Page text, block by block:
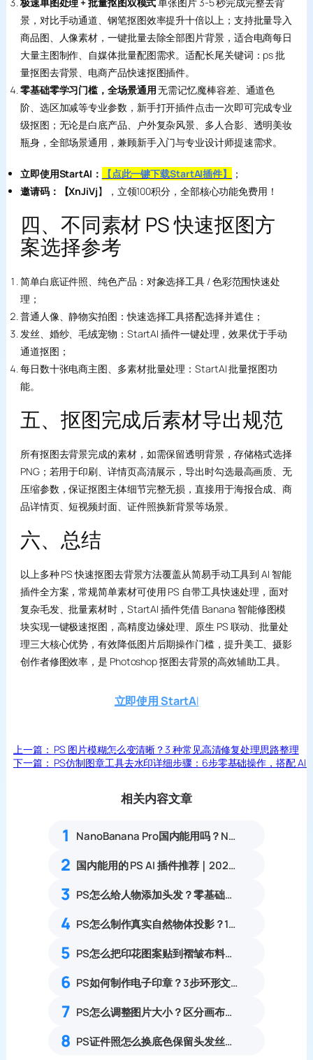
景，对比手动通道、钢笔抠图效率提升十倍以上；支持批量导入
商品图、人像素材，一键批量去除全部图片背景，适合电商每日
大量主图制作、自媒体批量配图需求。适配长尾关键词：ps 批
量抠图去背景、电商产品快速抠图插件。
零基础零学习门槛，全场景通用无需记忆魔棒容差、通道色
阶、选区加减等专业参数，新手打开插件点击一次即可完成专业
级抠图；无论是白底产品、户外复杂风景、多人合影、透明美妆
瓶身，全部场景通用，兼顾新手入门与专业设计师提速需求。
立即使用StartAI： 【点此一键下载StartAI插件】
；
邀请码：【XnJiVj】，立领100积分，全部核心功能免费用！
四、不同素材 PS 快速抠图方
案选择参考
简单白底证件照、纯色产品：对象选择工具 / 色彩范围快速处
理；
普通人像、静物实拍图：快速选择工具搭配选择并遮住；
发丝、婚纱、毛绒宠物：StartAI 插件一键处理，效果优于手动
通道抠图；
每日数十张电商主图、多素材批量处理：StartAI 批量抠图功
能。
五、抠图完成后素材导出规范
所有抠图去背景完成的素材，如需保留透明背景，存储格式选择
PNG；若用于印刷、详情页高清展示，导出时勾选最高画质、无
压缩参数，保证抠图主体细节完整无损，直接用于海报合成、商
品详情页、短视频封面、证件照换新背景等场景。
六、总结
以上多种 PS 快速抠图去背景方法覆盖从简易手动工具到 AI 智能
插件全方案，常规简单素材可使用 PS 自带工具快速处理，面对
复杂毛发、批量素材时，StartAI 插件凭借 Banana 智能修图模
块实现一键极速抠图，高精度边缘处理、原生 PS 联动、批量处
理三大核心优势，有效降低图片后期操作门槛，提升美工、摄影
创作者修图效率，是 Photoshop 抠图去背景的高效辅助工具。
立即使用 StartAI
上一篇： PS 图片模糊怎么变清晰？3 种常见高清修复处理思路整理
下一篇： PS仿制图章工具去水印详细步骤：6步零基础操作，搭配 AI
相关内容文章
1 NanoBanana Pro国内能用吗？Nano banana使用教程
2 国内能用的 PS AI 插件推荐｜2026 4款AI插件最新实测
3 PS怎么给人物添加头发？零基础合成自然补发实操教程
4 PS怎么制作真实自然物体投影？11步写实合成落地阴影教程
5 PS怎么把印花图案贴到褶皱布料上？3套服装服饰布料印花贴图完整实操教程
6 PS如何制作电子印章？3步环形文字印章设计完整步骤
7 PS怎么调整图片大小？区分画布大小与图像大小新手指南
8 PS证件照怎么换底色保留头发丝细节？3步解决抠图白边杂边完整教程